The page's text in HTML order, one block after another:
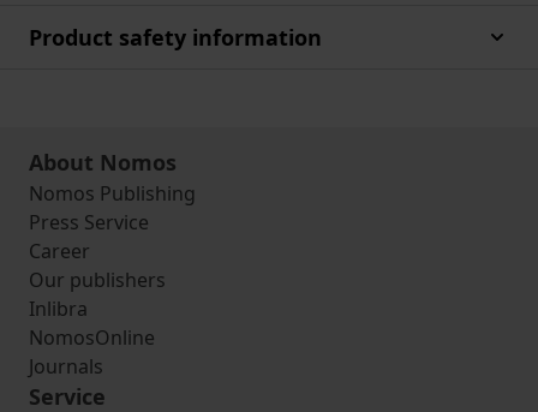
Product safety information
About Nomos
Nomos Publishing
Press Service
Career
Our publishers
Inlibra
NomosOnline
Journals
Service